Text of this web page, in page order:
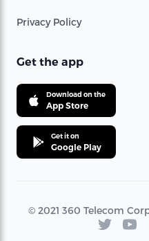
Privacy Policy
Get the app
Download on the
App Store
Get it on
Google Play
© 2021 360 Telecom